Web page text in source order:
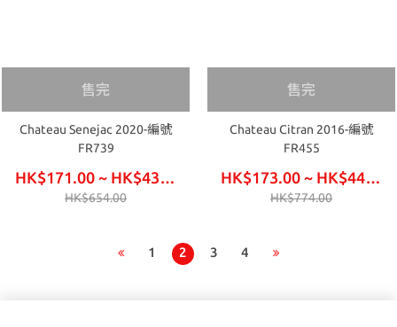
售完
Chateau Senejac 2020-編號
FR739
HK$171.00 ~ HK$438.00
HK$654.00
售完
Chateau Citran 2016-編號
FR455
HK$173.00 ~ HK$444.00
HK$774.00
1 2 3 4